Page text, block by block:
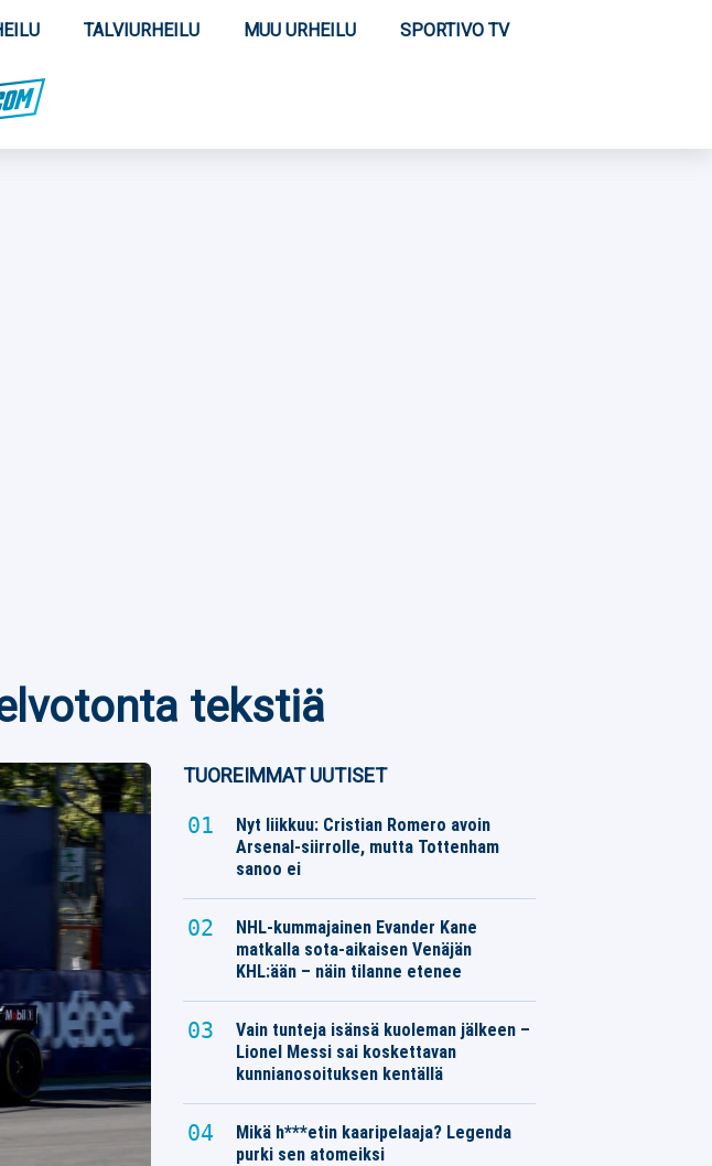
TALVIURHEILU MUU URHEILU SPORTIVO TV
tekstiä
TUOREIMMAT UUTISET
Nyt liikkuu: Cristian Romero avoin
Arsenal-siirrolle, mutta Tottenham
sanoo ei
NHL-kummajainen Evander Kane
matkalla sota-aikaisen Venäjän
KHL:ään – näin tilanne etenee
Vain tunteja isänsä kuoleman jälkeen –
Lionel Messi sai koskettavan
kunnianosoituksen kentällä
Mikä h***etin kaaripelaaja? Legenda
purki sen atomeiksi